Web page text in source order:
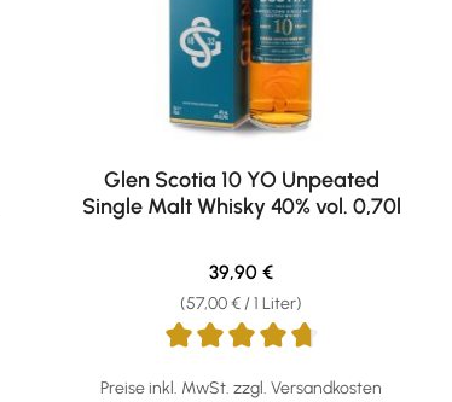
Glen Scotia 10 YO Unpeated
Single Malt Whisky 40% vol. 0,70l
Preise inkl. MwSt. zzgl. Versandkosten
(57,00 € / 1 Liter)
Regulärer Preis:
39,90 €